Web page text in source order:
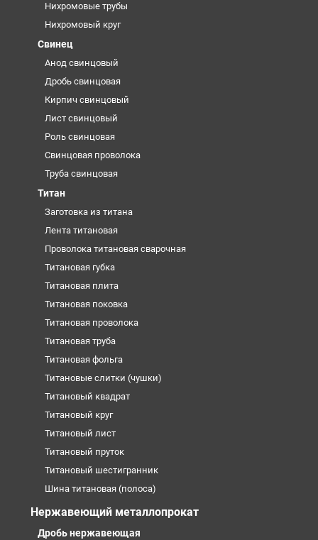
Нихромовые трубы
Нихромовый круг
Свинец
Анод свинцовый
Дробь свинцовая
Кирпич свинцовый
Лист свинцовый
Роль свинцовая
Свинцовая проволока
Труба свинцовая
Титан
Заготовка из титана
Лента титановая
Проволока титановая сварочная
Титановая губка
Титановая плита
Титановая поковка
Титановая проволока
Титановая труба
Титановая фольга
Титановые слитки (чушки)
Титановый квадрат
Титановый круг
Титановый лист
Титановый пруток
Титановый шестигранник
Шина титановая (полоса)
Нержавеющий металлопрокат
Дробь нержавеющая